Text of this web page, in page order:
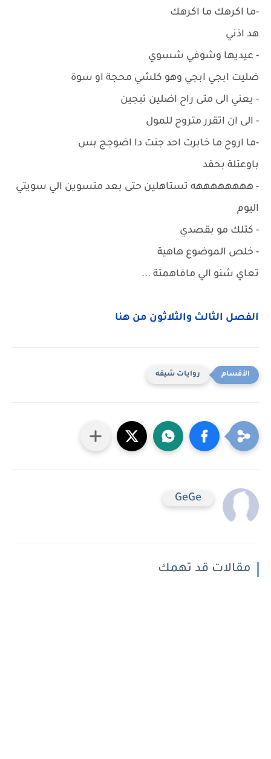
-ما اكرهك ما اكرهك
هد اذني
- عيديها وشوفي شسوي
ضليت ابجي ابجي وهو كلشي محجة او سوة
- يعني الى متى راح اضلين تبجين
- الى ان اتقرر متروح للمول
-ما اروح ما خابرت احد جنت دا اضوجج بس
باوعتلة بحقد
- ههههههههه تستاهلين حتى بعد متسوين الي سويتي
اليوم
- كتلك مو بقصدي
- خلص الموضوع هاهية
تعاي شنو الي مافاهمتة ...
الفصل الثالث والثلاثون من هنا
روايات شيقه
GeGe
مقالات قد تهمك